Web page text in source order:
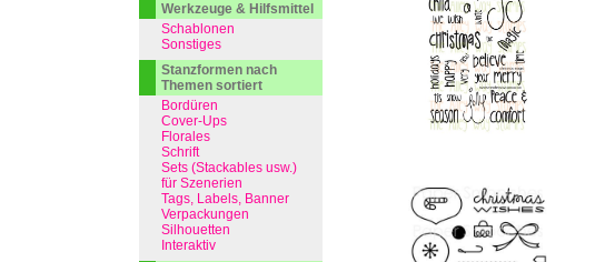
Werkzeuge & Hilfsmittel
Schablonen
Sonstiges
Stanzformen nach
Themen sortiert
Bordüren
Cover-Ups
Florales
Schrift
Sets (Stackables usw.)
für Szenerien
Tags, Labels, Banner
Verpackungen
Silhouetten
Interaktiv